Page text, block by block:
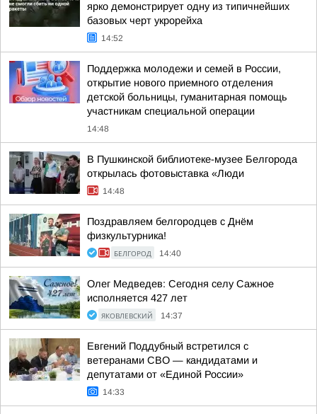
ярко демонстрирует одну из типичнейших
базовых черт укрорейха
14:52
Поддержка молодежи и семей в России,
открытие нового приемного отделения
детской больницы, гуманитарная помощь
участникам специальной операции
14:48
В Пушкинской библиотеке-музее Белгорода
открылась фотовыставка «Люди
14:48
Поздравляем белгородцев с Днём
физкультурника!
БЕЛГОРОД 14:40
Олег Медведев: Сегодня селу Сажное
исполняется 427 лет
ЯКОВЛЕВСКИЙ 14:37
Евгений Поддубный встретился с
ветеранами СВО — кандидатами и
депутатами от «Единой России»
14:33